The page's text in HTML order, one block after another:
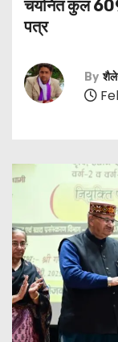
चयनित कुल 609
पत्र
By